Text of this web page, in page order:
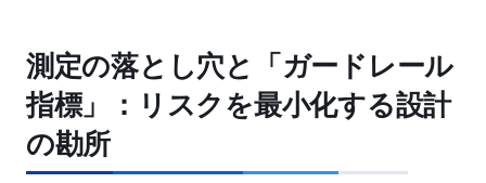
測定の落とし穴と「ガードレール
指標」：リスクを最小化する設計
の勘所